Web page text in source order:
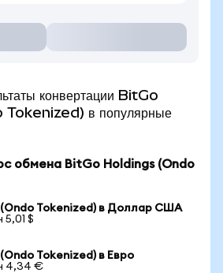
конвертации BitGo
в популярные
обмена BitGo Holdings (Ondo
Tokenized) в Доллар США
5,01 $
Tokenized) в Евро
4,34 €